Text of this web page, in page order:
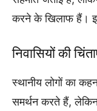
करने के खिलाफ हैं। इस
निवासियों की
स्थानीय लोगों का
समर्थन करते हैं,